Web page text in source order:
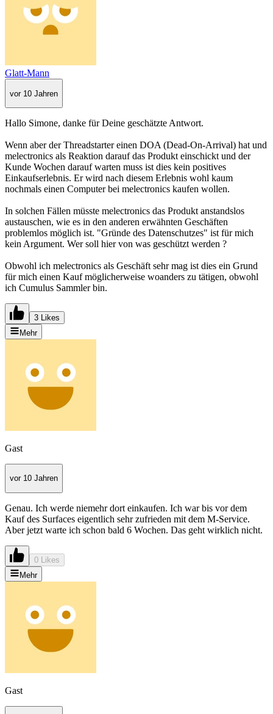
Glatt-Mann
vor 10 Jahren
Hallo Simone, danke für Deine geschätzte Antwort.
Wenn aber der Threadstarter einen DOA (Dead-On-Arrival) hat und
melectronics als Reaktion darauf das Produkt einschickt und der
Kunde Wochen darauf warten muss ist dies kein positives
Einkaufserlebnis. Er wird nach diesem Erlebnis wohl kaum
nochmals einen Computer bei melectronics kaufen wollen.
In solchen Fällen müsste melectronics das Produkt anstandslos
austauschen, wie es in den anderen erwähnten Geschäften
problemlos möglich ist. "Gründe des Datenschutzes" ist für mich
kein Argument. Wer soll hier von was geschützt werden ?
Obwohl ich melectronics als Geschäft sehr mag ist dies ein Grund
für mich einen Kauf möglicherweise woanders zu tätigen, obwohl
ich Cumulus Sammler bin.
3 Likes
Mehr
Gast
vor 10 Jahren
Genau. Ich werde niemehr dort einkaufen. Ich war bis vor dem
Kauf des Surfaces eigentlich sehr zufrieden mit dem M-Service.
Aber jetzt warte ich schon bald 6 Wochen. Das geht wirklich nicht.
0 Likes
Mehr
Gast